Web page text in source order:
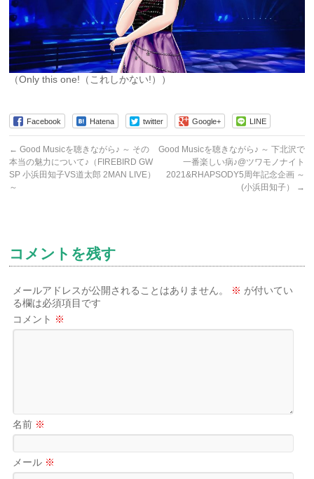
（Only this one!（これしかない!））
Facebook Hatena twitter Google+ LINE
← Good Musicを聴きながら♪ ～ その
本当の魅力について♪（FIREBIRD GW
SP 小浜田知子VS道太郎 2MAN LIVE）
～
Good Musicを聴きながら♪ ～ 下北沢で
一番楽しい病♪@ツワモノナイト
2021&RHAPSODY5周年記念企画 ～
(小浜田知子）
→
コメントを残す
メールアドレスが公開されることはありません。 ※ が付いてい
る欄は必須項目です
コメント ※
名前 ※
メール ※